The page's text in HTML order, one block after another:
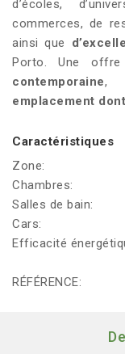
d’écoles,
commerces, de
ainsi que
Porto. Une
contemporaine,
emplacement
Caractéristiques
Zone:
Chambres:
Salles de bain:
Cars:
Efficacité
RÉFÉRENCE: